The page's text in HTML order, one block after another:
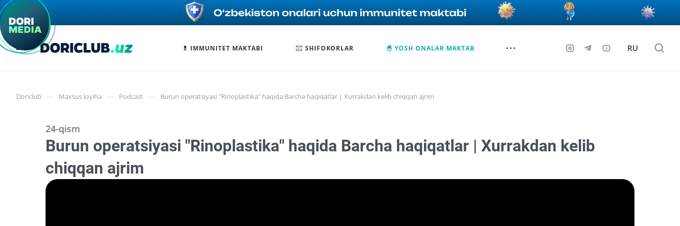
💊 IMMUNITET MAKTABI 🧑‍⚕️ SHIFOKORLAR 🐣 YOSH ONALAR MAKTAB RU
Doriclub — Maxsus loyiha — Podcast — Burun operatsiyasi "Rinoplastika" haqida Barcha haqiqatlar | Xurrakdan kelib chiqqan ajrim
24-qism
Burun operatsiyasi "Rinoplastika" haqida Barcha haqiqatlar | Xurrakdan kelib
chiqqan ajrim